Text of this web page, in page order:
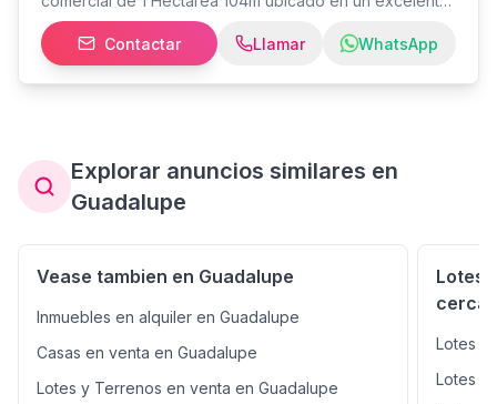
ubicación en Panamá Oeste, Chorrera. Localidad cuenta
con más de 500,000 habitantes. Ideal para desarrollo
de Plaza comerciales, gasolineras o ideal para una
franquicia de restaurantes con opción de auto-rápido.
de CBR Pj 1451
Contactar Llamar WhatsApp
Explorar anuncios similares en
Guadalupe
Vease tambien en Guadalupe
Inmuebles en alquiler en Guadalupe
Casas en venta en Guadalupe
Lotes y Terrenos en venta en Guadalupe
Lotes
Lotes y
Lotes y